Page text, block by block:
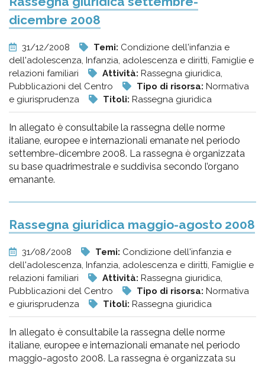
dicembre 2008
31/12/2008 Temi: Condizione dell'infanzia e
dell'adolescenza, Infanzia, adolescenza e diritti, Famiglie e
relazioni familiari
Attività: Rassegna giuridica,
Pubblicazioni del Centro
Tipo di risorsa: Normativa
e giurisprudenza
Titoli: Rassegna giuridica
In allegato è consultabile la rassegna delle norme
italiane, europee e internazionali emanate nel periodo
settembre-dicembre 2008. La rassegna è organizzata
su base quadrimestrale e suddivisa secondo l’organo
emanante.
Rassegna giuridica maggio-agosto 2008
31/08/2008 Temi: Condizione dell'infanzia e
dell'adolescenza, Infanzia, adolescenza e diritti, Famiglie e
relazioni familiari
Attività: Rassegna giuridica,
Pubblicazioni del Centro
Tipo di risorsa: Normativa
e giurisprudenza
Titoli: Rassegna giuridica
In allegato è consultabile la rassegna delle norme
italiane, europee e internazionali emanate nel periodo
maggio-agosto 2008. La rassegna è organizzata su